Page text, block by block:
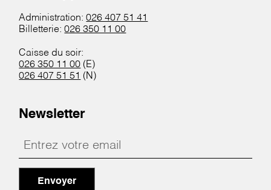
Administration:026 407 51 41
Billetterie:026 350 11 00
Caisse du soir:
026 350 11 00 (E)
026 407 51 51 (N)
Newsletter
Envoyer